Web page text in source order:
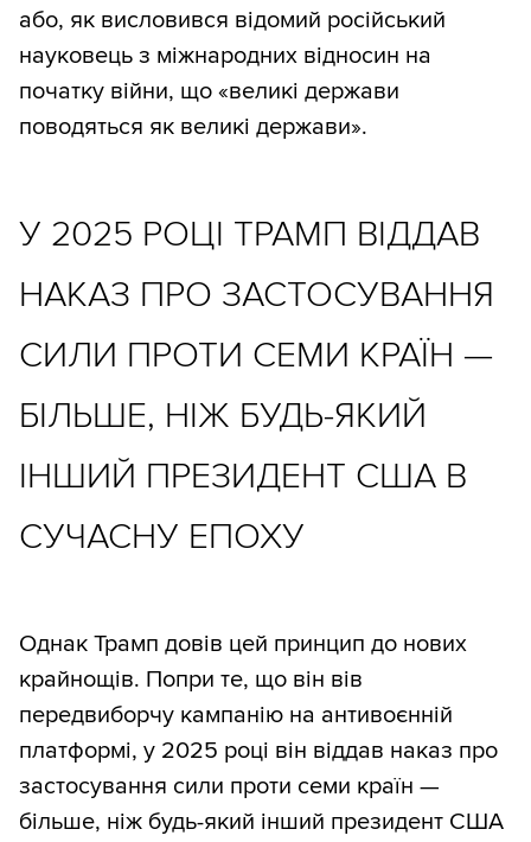
або, як висловився відомий російський
науковець з міжнародних відносин на
початку війни, що «великі держави
поводяться як великі держави».
У 2025 РОЦІ ТРАМП ВІДДАВ
НАКАЗ ПРО ЗАСТОСУВАННЯ
СИЛИ ПРОТИ СЕМИ КРАЇН —
БІЛЬШЕ, НІЖ БУДЬ-ЯКИЙ
ІНШИЙ ПРЕЗИДЕНТ США В
СУЧАСНУ ЕПОХУ
Однак Трамп довів цей принцип до нових
крайнощів. Попри те, що він вів
передвиборчу кампанію на антивоєнній
платформі, у 2025 році він віддав наказ про
застосування сили проти семи країн —
більше, ніж будь-який інший президент США